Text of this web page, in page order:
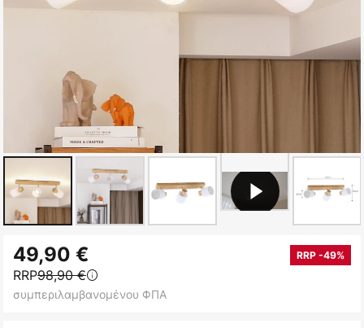
στην
αρχή
της
49,90 € RRP -49%
RRP98,90 €
συμπεριλαμβανομένου ΦΠΑ